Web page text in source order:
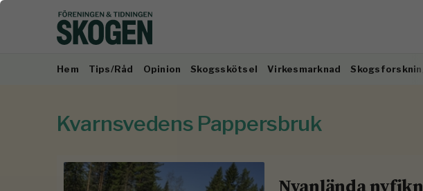
Hem Tips/Råd Opinion Skogsskötsel Virkesmarknad
Kvarnsvedens Pappersbruk